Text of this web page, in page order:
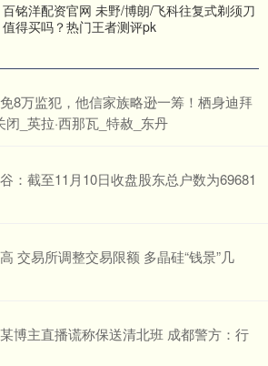
百铭洋配资官网 未野/博朗/飞科往复式剃须刀
值得买吗？热门王者测评pk
8万监犯，他信家族略逊一筹！栖身迪拜
_英拉·西那瓦_特赦_东丹
：截至11月10日收盘股东总户数为69681
交易所调整交易限额 多晶硅“钱景”几
博主直播谎称保送清北班 成都警方：行